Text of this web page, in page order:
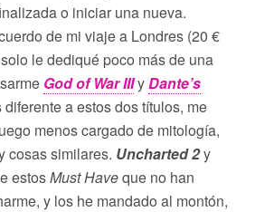
o iniciar una nueva.
de mi viaje a Londres (20 €
le dediqué poco más de una
God of War IIIyDante’s
diferente a estos dos títulos, me
menos cargado de mitología,
cosas similares. Uncharted 2y
estosMust Haveque no han
y los he mandado al montón,